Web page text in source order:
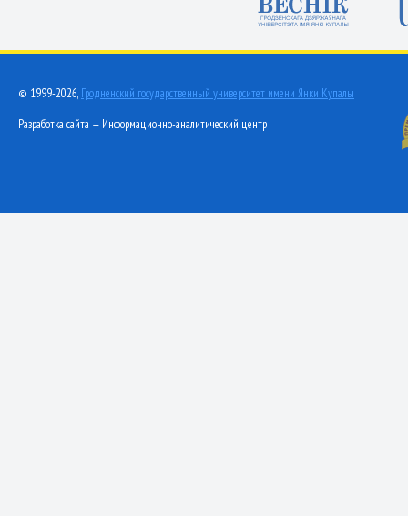
© 1999-2026, Гродненский государственный университет имени Янки Купалы
Разработка сайта — Информационно-аналитический центр